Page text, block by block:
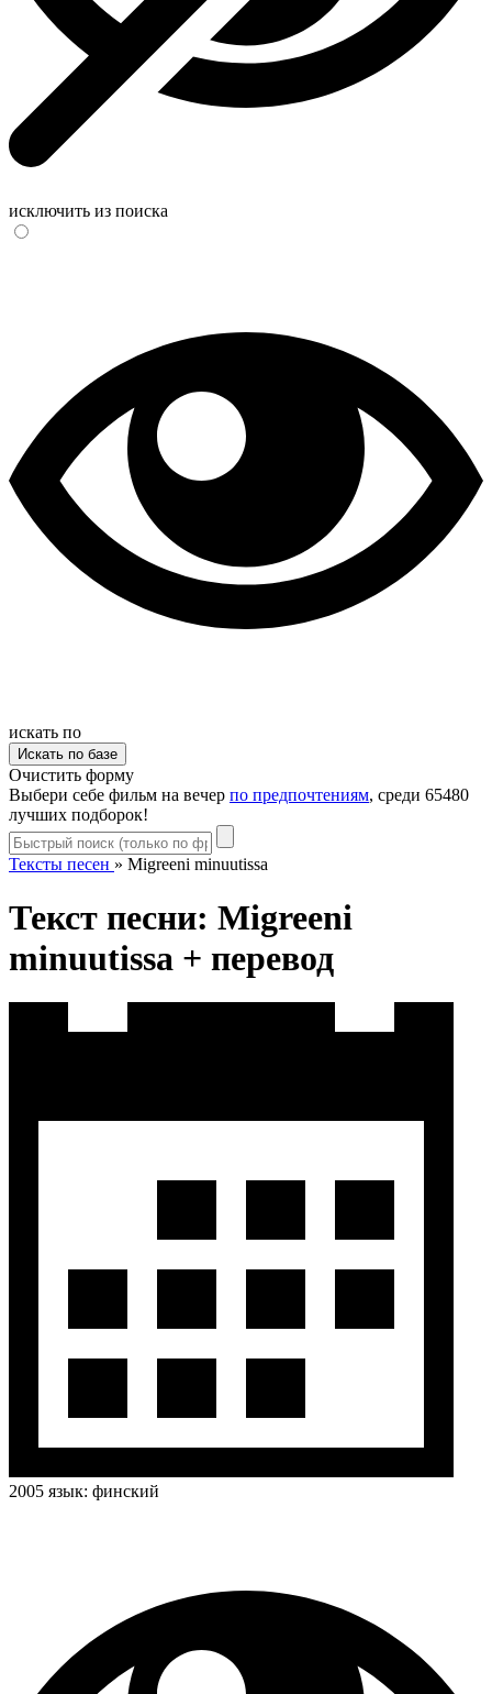
исключить из поиска
искать по
Очистить форму
Выбери себе фильм на вечер по предпочтениям, среди 65480
лучших подборок!
Тексты песен » Migreeni minuutissa
Текст песни: Migreeni
minuutissa + перевод
2005 язык: финский